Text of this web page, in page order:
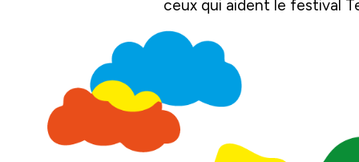
ceux qui aident le festival